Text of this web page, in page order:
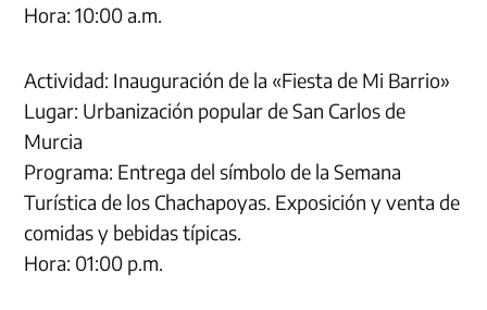
Hora: 10:00 a.m.
Actividad: Inauguración de la «Fiesta de Mi Barrio»
Lugar: Urbanización popular de San Carlos de
Murcia
Programa: Entrega del símbolo de la Semana
Turística de los Chachapoyas. Exposición y venta de
comidas y bebidas típicas.
Hora: 01:00 p.m.